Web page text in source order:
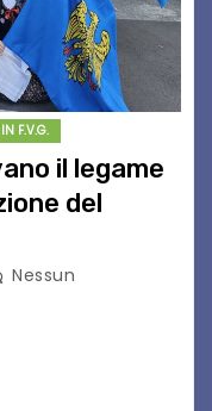
F.V.G.
il legame
del
Nessun